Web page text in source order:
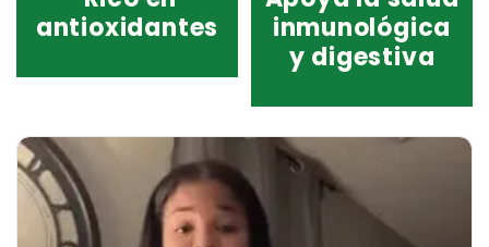
antioxidantes
inmunológica
y digestiva